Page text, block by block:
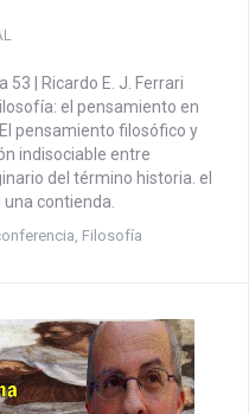
53 | Ricardo E. J. Ferrari
el pensamiento en
pensamiento filosófico y
indisociable entre
del término historia. el
contienda.
Filosofía